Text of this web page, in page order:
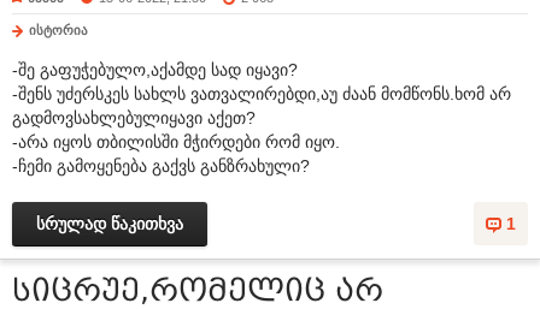
ისტორია
-შე გაფუჭებულო,აქამდე სად იყავი?
-შენს უძერსკეს სახლს ვათვალირებდი,აუ ძაან მომწონს.ხომ არ
გადმოვსახლებულიყავი აქეთ?
-არა იყოს თბილისში მჭირდები რომ იყო.
-ჩემი გამოყენება გაქვს განზრახული?
1
სრულად წაკითხვა
სიცრუე,რომელიც არ